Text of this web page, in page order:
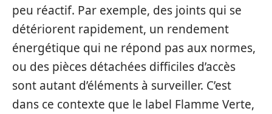
peu réactif. Par exemple, des joints qui se
détériorent rapidement, un rendement
énergétique qui ne répond pas aux normes,
ou des pièces détachées difficiles d’accès
sont autant d’éléments à surveiller. C’est
dans ce contexte que le label Flamme Verte,